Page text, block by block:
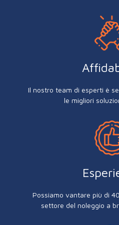
Il nostro team di esperti è
le migliori
Possiamo vantare più di
settore del noleggio a